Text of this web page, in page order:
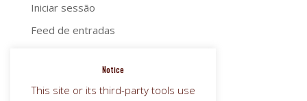
Iniciar sessão
Feed de entradas
WordPress.orgNotice
This site or its third-party tools use